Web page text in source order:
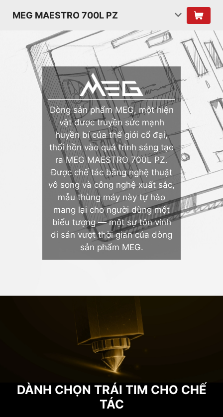
MEG MAESTRO 700L PZ
Dòng sản phẩm MEG, một hiện
vật được truyền sức mạnh
huyền bí của thế giới cổ đại,
thổi hồn vào quá trình sáng tạo
ra MEG MAESTRO 700L PZ.
Được chế tác bằng nghệ thuật
vô song và công nghệ xuất sắc,
mẫu thùng máy này tự hào
mang lại cho người dùng một
biểu tượng — một sự tôn vinh
di sản vượt thời gian của dòng
sản phẩm MEG.
DÀNH CHỌN TRÁI TIM CHO CHẾ
TÁC